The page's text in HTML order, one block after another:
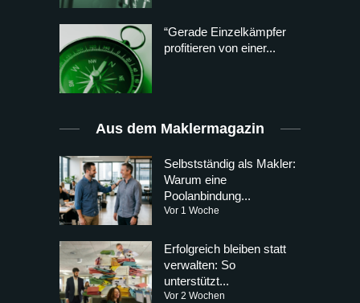
“Gerade Einzelkämpfer
profitieren von einer...
Aus dem Maklermagazin
Selbstständig als Makler:
Warum eine
Poolanbindung...
Vor 1 Woche
Erfolgreich bleiben statt
verwalten: So
unterstützt...
Vor 2 Wochen